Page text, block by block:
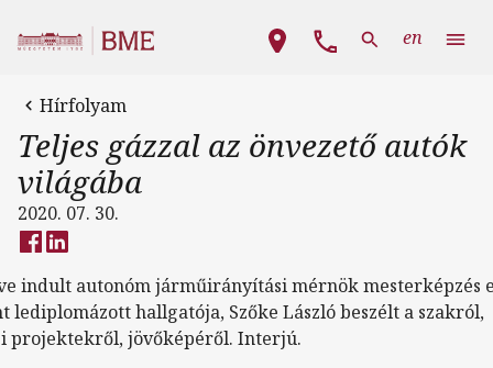
Fő navigáció
en
Hírfolyam
Teljes gázzal az önvezető autók
világába
2020. 07. 30.
indult autonóm járműirányítási mérnök mesterképzés
lediplomázott hallgatója, Szőke László beszélt a szakról,
projektekről, jövőképéről. Interjú.